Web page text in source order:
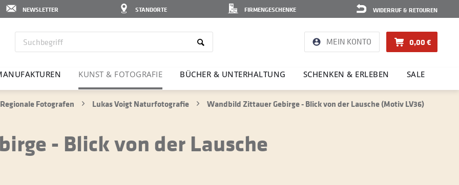
WIDERRUF & RETOUREN
FIRMENGESCHENKE
STANDORTE
NEWSLETTER
MEIN KONTO 0,00 €
KUNST & FOTO­GRAFIE BÜCHER & UNTER­HAL­TUNG SCHENKEN & ERLEBEN SALE
Regionale Fotografen Lukas Voigt Naturfotografie Wandbild Zittauer Gebirge - Blick von der Lausche (Motiv LV36)
- Blick von der Lausche